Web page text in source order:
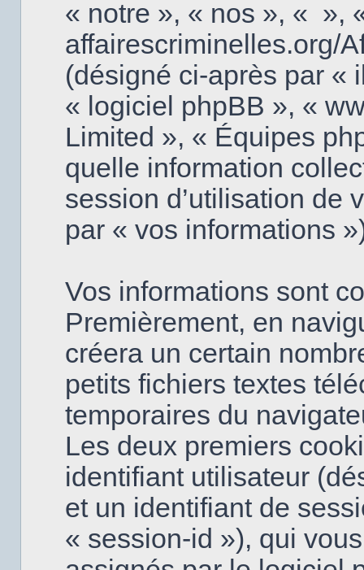
« notre », « nos », « »,
affairescriminelles.org/
(désigné ci-après par «
« logiciel phpBB », «
Limited », « Équipes
quelle information
session d’utilisation de
par « vos informations
Vos informations sont
Premièrement, en
créera un certain
petits fichiers textes
temporaires du
Les deux premiers
identifiant utilisateur
et un identifiant de
« session-id »), qui